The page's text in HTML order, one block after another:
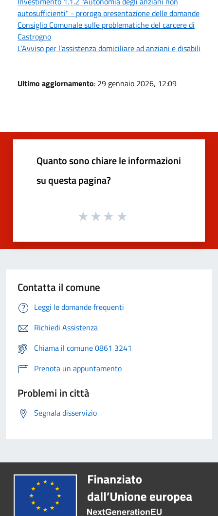
autosufficienti" - proroga presentazione delle domande
Consiglio Comunale sulle problematiche del carcere di
Castrogno
L’Avviso per l’assistenza domiciliare ad anziani e disabili
Ultimo aggiornamento: 29 gennaio 2026, 12:09
Quanto sono chiare le informazioni
su questa pagina?
Contatta il comune
Leggi le domande frequenti
Richiedi Assistenza
Chiama il comune 0861 3241
Prenota un appuntamento
Problemi in città
Segnala disservizio